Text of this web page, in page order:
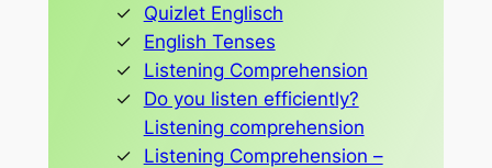
Quizlet Englisch
English Tenses
Listening Comprehension
Do you listen efficiently?
Listening comprehension
Listening Comprehension –